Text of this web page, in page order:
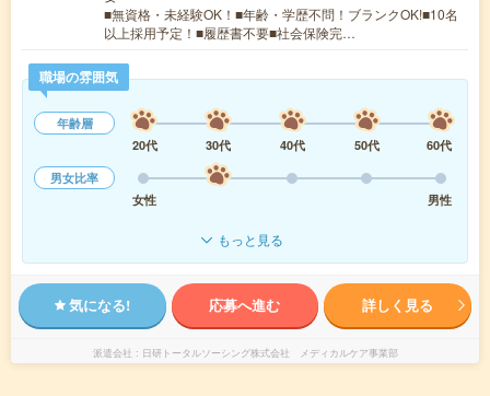
■無資格・未経験OK！■年齢・学歴不問！ブランクOK!■10名
以上採用予定！■履歴書不要■社会保険完…
職場の雰囲気
年齢層
20代
30代 40代 50代
60代
男女比率
女性
男性
もっと見る
気になる! 応募へ進む 詳しく見る
派遣会社 日研トータルソーシング株式会社 メディカルケア事業部